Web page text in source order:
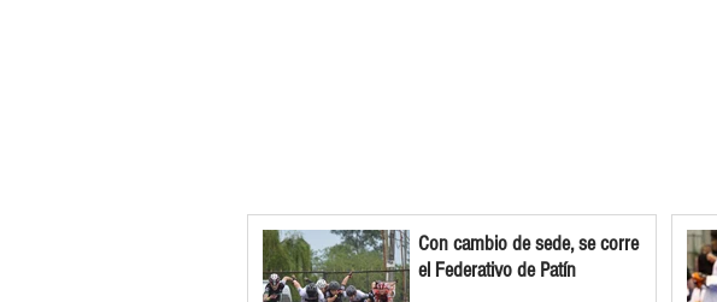
Con cambio de sede, se corre
el Federativo de Patín